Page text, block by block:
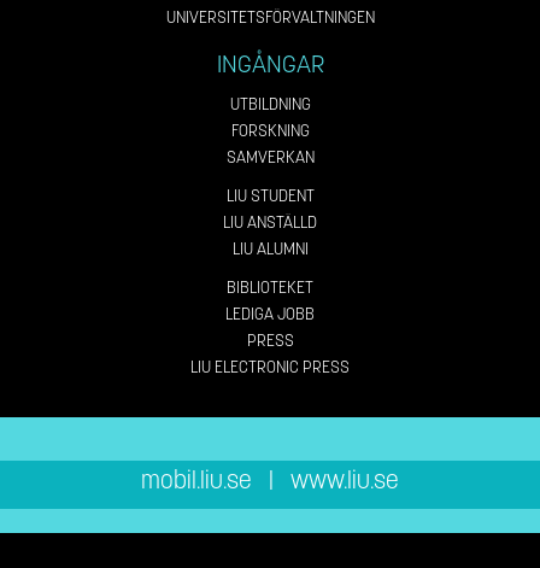
UNIVERSITETSFÖRVALTNINGEN
INGÅNGAR
UTBILDNING
FORSKNING
SAMVERKAN
LIU STUDENT
LIU ANSTÄLLD
LIU ALUMNI
BIBLIOTEKET
LEDIGA JOBB
PRESS
LIU ELECTRONIC PRESS
mobil.liu.se www.liu.se